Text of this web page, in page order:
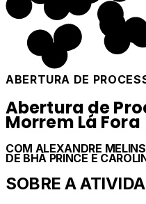
ABERTURA DE
Abertura de
Morrem Lá Fora
COM ALEXANDRE
DE BHÁ PRINCE E
SOBRE A